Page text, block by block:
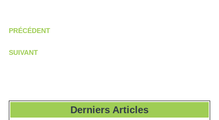
PRÉCÉDENT
SUIVANT
Derniers Articles